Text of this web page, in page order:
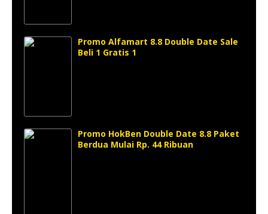
Promo Alfamart 8.8 Double Date Sale
Beli 1 Gratis 1
Promo HokBen Double Date 8.8 Paket
Berdua Mulai Rp. 44 Ribuan